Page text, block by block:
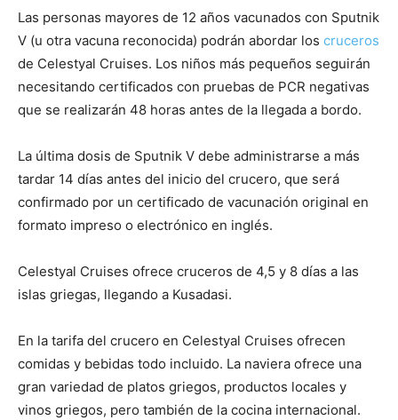
Las personas mayores de 12 años vacunados con Sputnik
V (u otra vacuna reconocida) podrán abordar los cruceros
de Celestyal Cruises. Los niños más pequeños seguirán
necesitando certificados con pruebas de PCR negativas
que se realizarán 48 horas antes de la llegada a bordo.
La última dosis de Sputnik V debe administrarse a más
tardar 14 días antes del inicio del crucero, que será
confirmado por un certificado de vacunación original en
formato impreso o electrónico en inglés.
Celestyal Cruises ofrece cruceros de 4,5 y 8 días a las
islas griegas, llegando a Kusadasi.
En la tarifa del crucero en Celestyal Cruises ofrecen
comidas y bebidas todo incluido. La naviera ofrece una
gran variedad de platos griegos, productos locales y
vinos griegos, pero también de la cocina internacional.